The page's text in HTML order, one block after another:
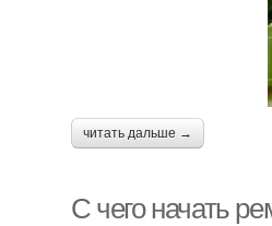
читать дальше →
С чего начать